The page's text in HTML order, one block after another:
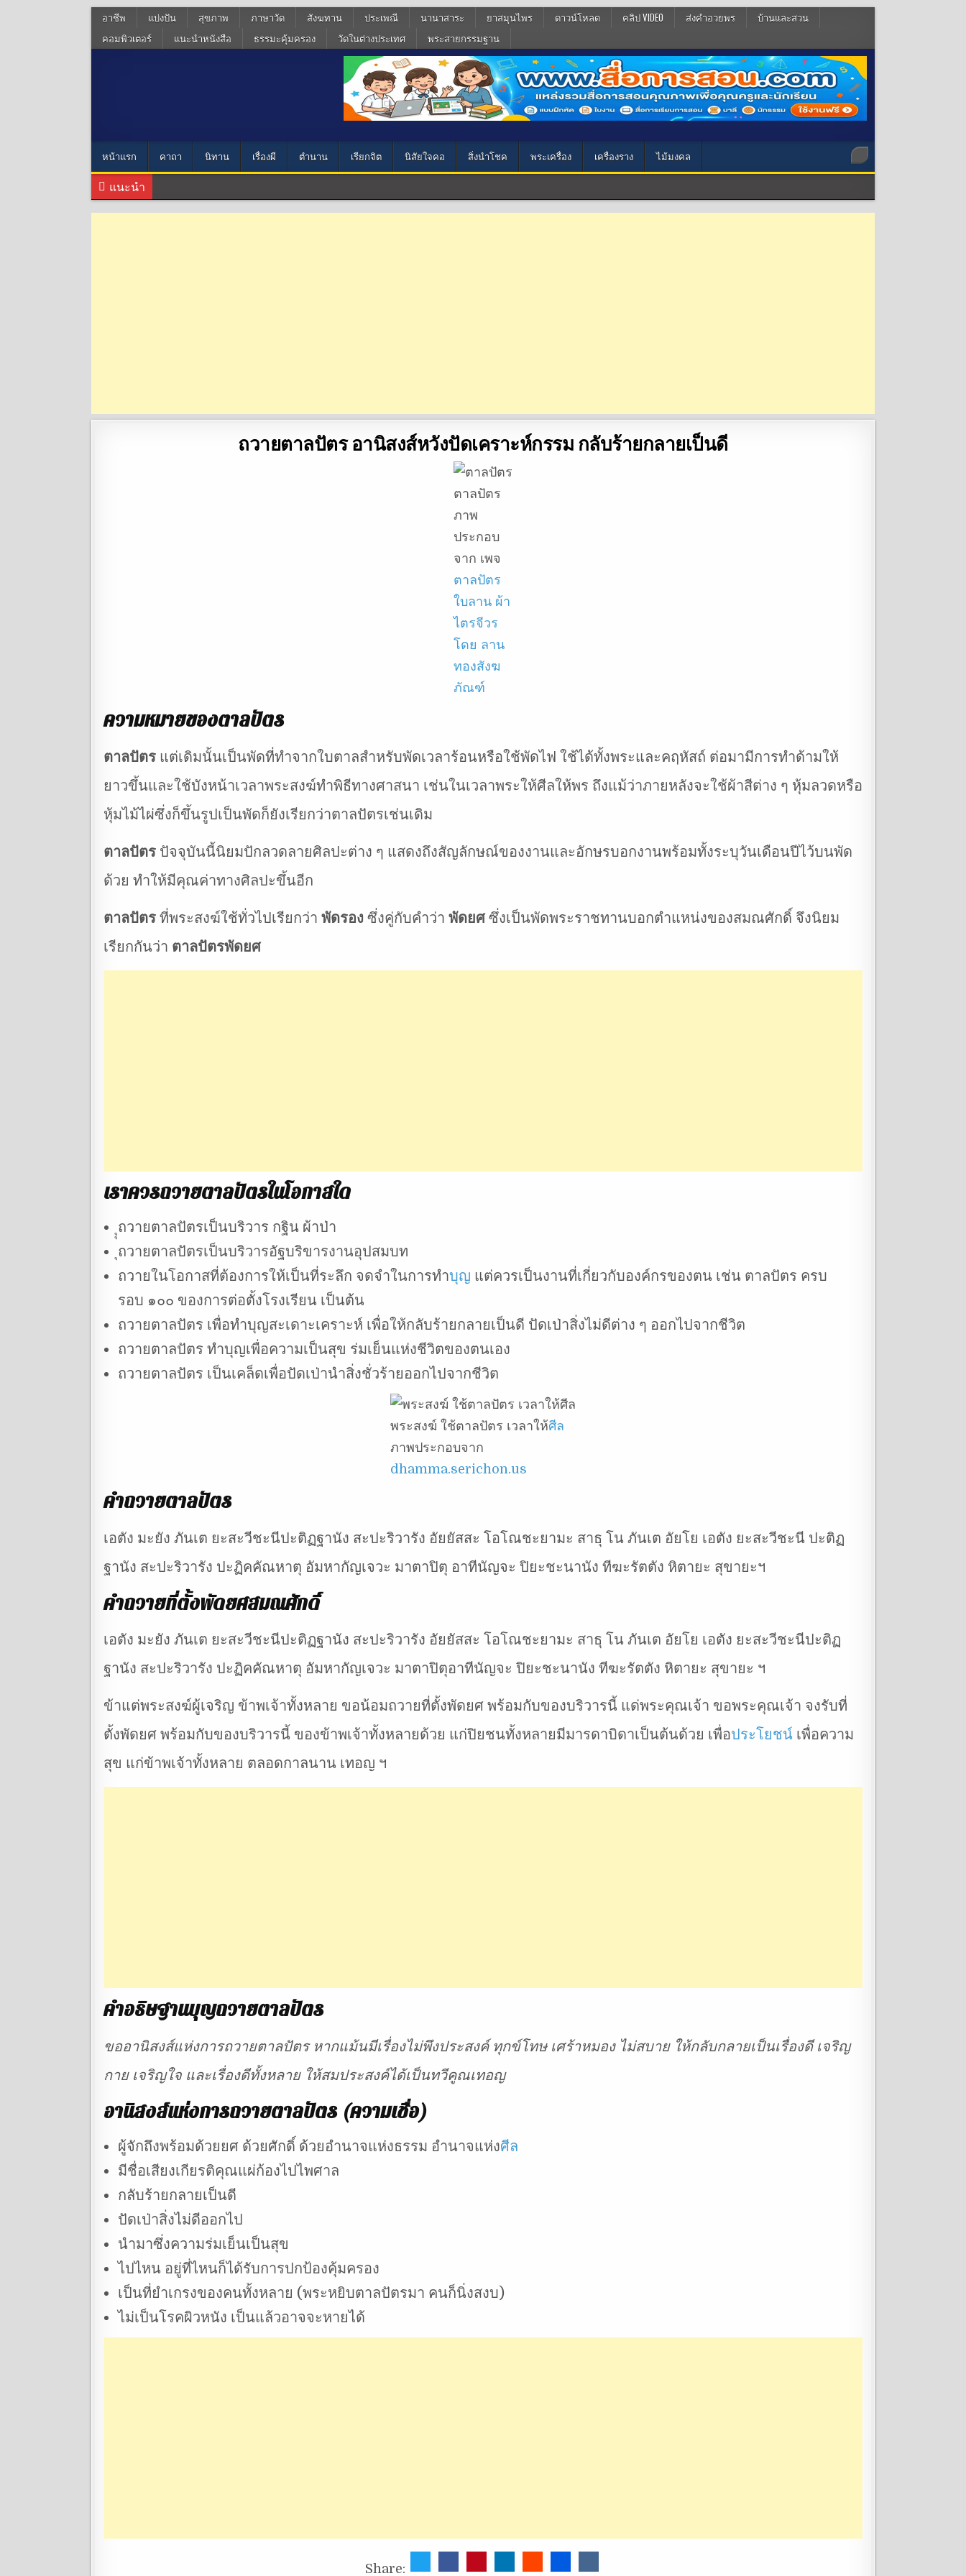
อาชีพ แบ่งปัน สุขภาพ ภาษาวัด สังฆทาน ประเพณี นานาสาระ ยาสมุนไพร ดาวน์โหลด คลิป VIDEO ส่งคำอวยพร
บ้านและสวน
คอมพิวเตอร์
แนะนำหนังสือ ธรรมะคุ้มครอง วัดในต่างประเทศ พระสายกรรมฐาน
หน้าแรก คาถา นิทาน เรื่องผี ตำนาน เรียกจิต นิสัยใจคอ สิ่งนำโชค พระเครื่อง เครื่องราง ไม้มงคล
แนะนำ
ถวายตาลปัตร อานิสงส์หวังปัดเคราะห์กรรม กลับร้ายกลายเป็นดี
ตาลปัตร
ภาพ
ประกอบ
จาก เพจ
ตาลปัตร
ใบลาน ผ้า
ไตรจีวร
โดย ลาน
ทองสังฆ
ภัณฑ์
ความหมายของตาลปัตร
ตาลปัตร แต่เดิมนั้นเป็นพัดที่ทำจากใบตาลสำหรับพัดเวลาร้อนหรือใช้พัดไฟ ใช้ได้ทั้งพระและคฤหัสถ์ ต่อมามีการทำด้ามให้
ยาวขึ้นและใช้บังหน้าเวลาพระสงฆ์ทำพิธีทางศาสนา เช่นในเวลาพระให้ศีลให้พร ถึงแม้ว่าภายหลังจะใช้ผ้าสีต่าง ๆ หุ้มลวดหรือ
หุ้มไม้ไผ่ซึ่งก็ขึ้นรูปเป็นพัดก็ยังเรียกว่าตาลปัตรเช่นเดิม
ตาลปัตร ปัจจุบันนี้นิยมปักลวดลายศิลปะต่าง ๆ แสดงถึงสัญลักษณ์ของงานและอักษรบอกงานพร้อมทั้งระบุวันเดือนปีไว้บนพัด
ด้วย ทำให้มีคุณค่าทางศิลปะขึ้นอีก
ตาลปัตร ที่พระสงฆ์ใช้ทั่วไปเรียกว่า พัดรอง ซึ่งคู่กับคำว่า พัดยศซึ่งเป็นพัดพระราชทานบอกตำแหน่งของสมณศักดิ์ จึงนิยม
เรียกกันว่า ตาลปัตรพัดยศ
เราควรถวายตาลปัตรในโอกาสใด
ุุถวายตาลปัตรเป็นบริวาร กฐิน ผ้าป่า
ุถวายตาลปัตรเป็นบริวารอัฐบริขารงานอุปสมบท
ถวายในโอกาสที่ต้องการให้เป็นที่ระลึก จดจำในการทำบุญ แต่ควรเป็นงานที่เกี่ยวกับองค์กรของตน เช่น ตาลปัตร ครบ
รอบ ๑๐๐ ของการต่อตั้งโรงเรียน เป็นต้น
ถวายตาลปัตร เพื่อทำบุญสะเดาะเคราะห์ เพื่อให้กลับร้ายกลายเป็นดี ปัดเป่าสิ่งไม่ดีต่าง ๆ ออกไปจากชีวิต
ถวายตาลปัตร ทำบุญเพื่อความเป็นสุข ร่มเย็นแห่งชีวิตของตนเอง
ถวายตาลปัตร เป็นเคล็ดเพื่อปัดเป่านำสิ่งชั่วร้ายออกไปจากชีวิต
พระสงฆ์ ใช้ตาลปัตร เวลาให้ศีล
ภาพประกอบจาก
dhamma.serichon.us
คำถวายตาลปัตร
เอตัง มะยัง ภันเต ยะสะวีชะนีปะติฏฐานัง สะปะริวารัง อัยยัสสะ โอโณชะยามะ สาธุ โน ภันเต อัยโย เอตัง ยะสะวีชะนี ปะติฏ
ฐานัง สะปะริวารัง ปะฏิคคัณหาตุ อัมหากัญเจวะ มาตาปิตุ อาทีนัญจะ ปิยะชะนานัง ทีฆะรัตตัง หิตายะ สุขายะฯ
คำถวายที่ตั้งพัดยศสมณศักดิ์
เอตัง มะยัง ภันเต ยะสะวีชะนีปะติฏฐานัง สะปะริวารัง อัยยัสสะ โอโณชะยามะ สาธุ โน ภันเต อัยโย เอตัง ยะสะวีชะนีปะติฏ
ฐานัง สะปะริวารัง ปะฏิคคัณหาตุ อัมหากัญเจวะ มาตาปิตุอาทีนัญจะ ปิยะชะนานัง ทีฆะรัตตัง หิตายะ สุขายะ ฯ
ข้าแต่พระสงฆ์ผู้เจริญ ข้าพเจ้าทั้งหลาย ขอน้อมถวายที่ตั้งพัดยศ พร้อมกับของบริวารนี้ แด่พระคุณเจ้า ขอพระคุณเจ้า จงรับที่
ตั้งพัดยศ พร้อมกับของบริวารนี้ ของข้าพเจ้าทั้งหลายด้วย แก่ปิยชนทั้งหลายมีมารดาบิดาเป็นต้นด้วย เพื่อประโยชน์ เพื่อความ
สุข แก่ข้าพเจ้าทั้งหลาย ตลอดกาลนาน เทอญ ฯ
คำอธิษฐานบุญถวายตาลปัตร
ขออานิสงส์แห่งการถวายตาลปัตร หากแม้นมีเรื่องไม่พึงประสงค์ ทุกข์โทษ เศร้าหมอง ไม่สบาย ให้กลับกลายเป็นเรื่องดี เจริญ
กาย เจริญใจ และเรื่องดีทั้งหลาย ให้สมประสงค์ได้เป็นทวีคูณเทอญ
อานิสงส์แห่งการถวายตาลปัตร (ความเชื่อ)
ผู้จักถึงพร้อมด้วยยศ ด้วยศักดิ์ ด้วยอำนาจแห่งธรรม อำนาจแห่งศีล
มีชื่อเสียงเกียรติคุณแผ่ก้องไปไพศาล
กลับร้ายกลายเป็นดี
ปัดเป่าสิ่งไม่ดีออกไป
นำมาซึ่งความร่มเย็นเป็นสุข
ไปไหน อยู่ที่ไหนก็ได้รับการปกป้องคุ้มครอง
เป็นที่ยำเกรงของคนทั้งหลาย (พระหยิบตาลปัตรมา คนก็นิ่งสงบ)
ไม่เป็นโรคผิวหนัง เป็นแล้วอาจจะหายได้
Share: